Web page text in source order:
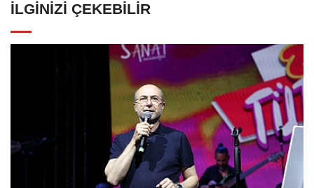
İLGINIZI ÇEKEBILIR